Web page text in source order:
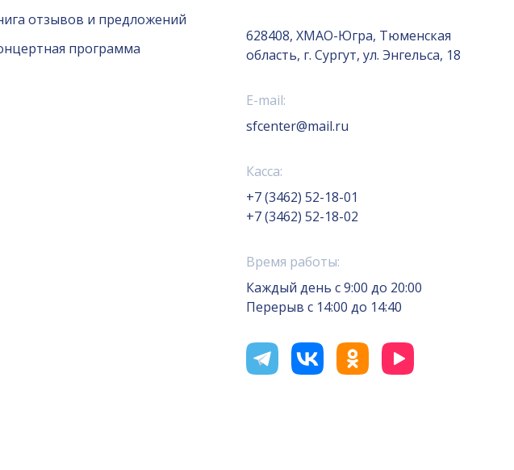
отзывов и предложений
программа
628408, ХМАО-Югра, Тюменская
область, г. Сургут, ул. Энгельса, 18
E-mail:
sfcenter@mail.ru
Касса:
+7 (3462) 52-18-01
+7 (3462) 52-18-02
Время работы:
Каждый день с 9:00 до 20:00
Перерыв с 14:00 до 14:40